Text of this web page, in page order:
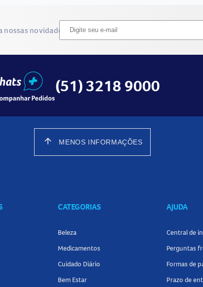
nossas novidades
(51) 3218 9000
arrow_upward MENOS INFORMAÇÕES
CATEGORIAS
Beleza
Medicamentos
Cuidado Diário
Bem Estar
AJUDA
Central de
Perguntas
Formas de
Prazo de